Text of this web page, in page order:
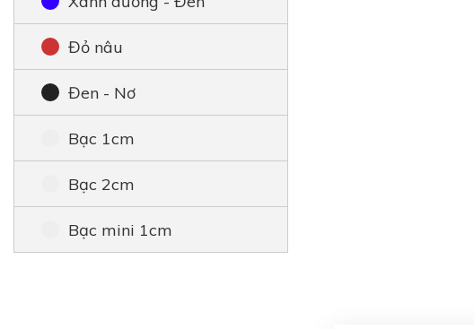
Đỏ nâu
Đen - Nơ
Bạc 1cm
Bạc 2cm
Bạc mini 1cm